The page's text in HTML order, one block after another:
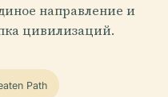
направление и
цивилизаций.
Path